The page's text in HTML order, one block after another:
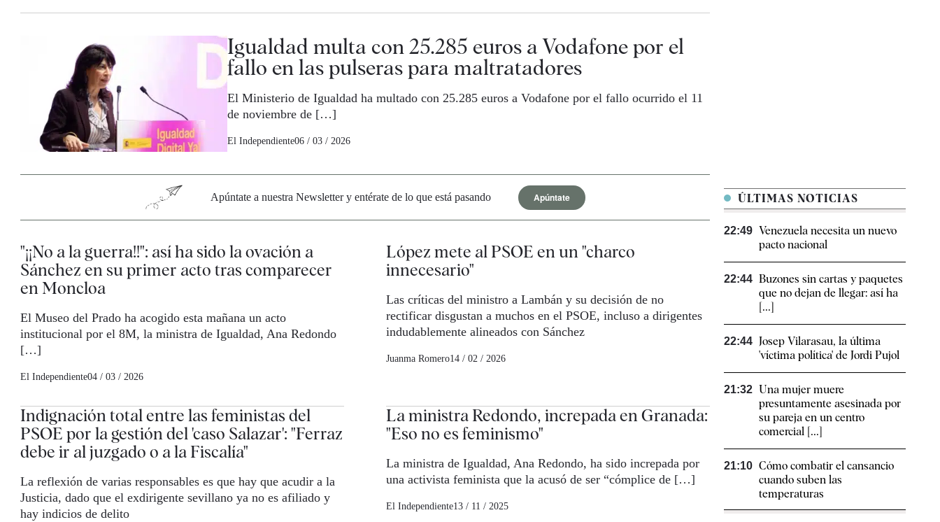
Igualdad multa con 25.285 euros a Vodafone por el
fallo en las pulseras para maltratadores
El Ministerio de Igualdad ha multado con 25.285 euros a Vodafone por el fallo ocurrido el 11
de noviembre de […]
El Independiente06 / 03 / 2026
Apúntate a nuestra Newsletter y entérate de lo que está pasando Apúntate
"¡¡No a la guerra!!": así ha sido la ovación a
Sánchez en su primer acto tras comparecer
en Moncloa
El Museo del Prado ha acogido esta mañana un acto
institucional por el 8M, la ministra de Igualdad, Ana Redondo
[…]
El Independiente04 / 03 / 2026
López mete al PSOE en un "charco
innecesario"
Las críticas del ministro a Lambán y su decisión de no
rectificar disgustan a muchos en el PSOE, incluso a dirigentes
indudablemente alineados con Sánchez
Juanma Romero14 / 02 / 2026
Indignación total entre las feministas del
PSOE por la gestión del 'caso Salazar': "Ferraz
debe ir al juzgado o a la Fiscalía"
La reflexión de varias responsables es que hay que acudir a la
Justicia, dado que el exdirigente sevillano ya no es afiliado y
hay indicios de delito
La ministra Redondo, increpada en Granada:
"Eso no es feminismo"
La ministra de Igualdad, Ana Redondo, ha sido increpada por
una activista feminista que la acusó de ser “cómplice de […]
El Independiente13 / 11 / 2025
ÚLTIMAS NOTICIAS
22:49 Venezuela necesita un nuevo
pacto nacional
22:44 Buzones sin cartas y paquetes
que no dejan de llegar: así ha
[...]
22:44 Josep Vilarasau, la última
'víctima política' de Jordi Pujol
21:32 Una mujer muere
presuntamente asesinada por
su pareja en un centro
comercial [...]
21:10 Cómo combatir el cansancio​
cuando suben las
temperaturas